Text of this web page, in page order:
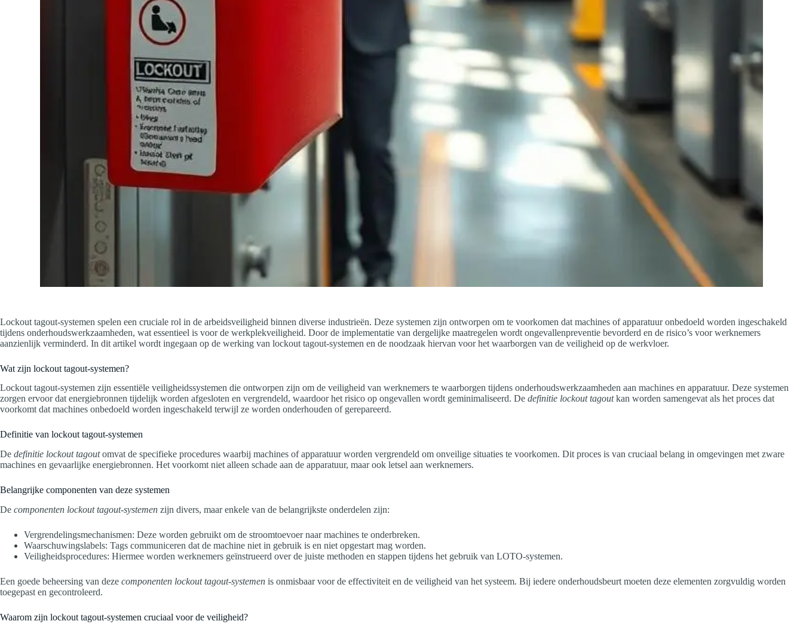
Lockout tagout-systemen spelen een cruciale rol in de arbeidsveiligheid binnen diverse industrieën. Deze systemen zijn ontworpen om te voorkomen dat machines of apparatuur onbedoeld worden ingeschakeld
tijdens onderhoudswerkzaamheden, wat essentieel is voor de werkplekveiligheid. Door de implementatie van dergelijke maatregelen wordt ongevallenpreventie bevorderd en de risico’s voor werknemers
aanzienlijk verminderd. In dit artikel wordt ingegaan op de werking van lockout tagout-systemen en de noodzaak hiervan voor het waarborgen van de veiligheid op de werkvloer.
Wat zijn lockout tagout-systemen?
Lockout tagout-systemen zijn essentiële veiligheidssystemen die ontworpen zijn om de veiligheid van werknemers te waarborgen tijdens onderhoudswerkzaamheden aan machines en apparatuur. Deze systemen
zorgen ervoor dat energiebronnen tijdelijk worden afgesloten en vergrendeld, waardoor het risico op ongevallen wordt geminimaliseerd. De definitie lockout tagoutkan worden samengevat als het proces dat
voorkomt dat machines onbedoeld worden ingeschakeld terwijl ze worden onderhouden of gerepareerd.
Definitie van lockout tagout-systemen
De definitie lockout tagoutomvat de specifieke procedures waarbij machines of apparatuur worden vergrendeld om onveilige situaties te voorkomen. Dit proces is van cruciaal belang in omgevingen met zware
machines en gevaarlijke energiebronnen. Het voorkomt niet alleen schade aan de apparatuur, maar ook letsel aan werknemers.
Belangrijke componenten van deze systemen
De componenten lockout tagout-systemen zijn divers, maar enkele van de belangrijkste onderdelen zijn:
Vergrendelingsmechanismen: Deze worden gebruikt om de stroomtoevoer naar machines te onderbreken.
Waarschuwingslabels: Tags communiceren dat de machine niet in gebruik is en niet opgestart mag worden.
Veiligheidsprocedures: Hiermee worden werknemers geïnstrueerd over de juiste methoden en stappen tijdens het gebruik van LOTO-systemen.
Een goede beheersing van deze componenten lockout tagout-systemen is onmisbaar voor de effectiviteit en de veiligheid van het systeem. Bij iedere onderhoudsbeurt moeten deze elementen zorgvuldig worden
toegepast en gecontroleerd.
Waarom zijn lockout tagout-systemen cruciaal voor de veiligheid?